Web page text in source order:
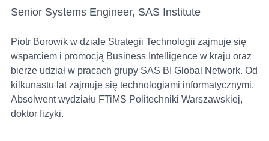
Senior Systems Engineer, SAS Institute
Piotr Borowik w dziale Strategii Technologii zajmuje się
wsparciem i promocją Business Intelligence w kraju oraz
bierze udział w pracach grupy SAS BI Global Network. Od
kilkunastu lat zajmuje się technologiami informatycznymi.
Absolwent wydziału FTiMS Politechniki Warszawskiej,
doktor fizyki.